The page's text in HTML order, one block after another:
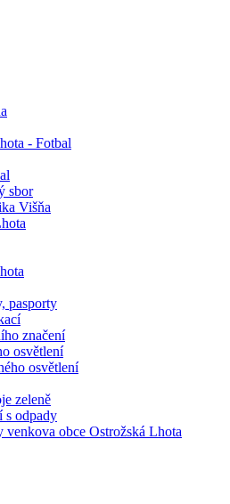
- Fotbal
sbor
Višňa
pasporty
značení
osvětlení
osvětlení
zeleně
s odpady
venkova obce Ostrožská Lhota